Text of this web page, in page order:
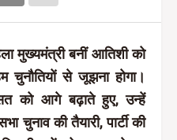
मुख्यमंत्री बनीं आतिशी को
से जूझना होगा।
को आगे बढ़ाते हुए, उन्हें
चुनाव की तैयारी, पार्टी की